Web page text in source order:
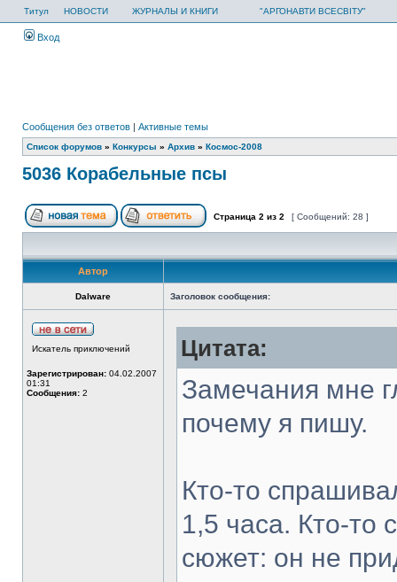
Титул НОВОСТИ ЖУРНАЛЫ И КНИГИ "АРГОНАВТИ ВСЕСВІТУ"
Вход
Сообщения без ответов | Активные темы
Список форумов » Конкурсы » Архив » Космос-2008
5036 Корабельные псы
Страница 2 из 2 [ Сообщений: 28 ]
Автор
Dalware Заголовок сообщения:
Искатель приключений
Зарегистрирован: 04.02.2007
01:31
Сообщения: 2
Цитата:
Замечания мне
почему я пишу.
Кто-то
1,5 часа. Кто-то
сюжет: он не